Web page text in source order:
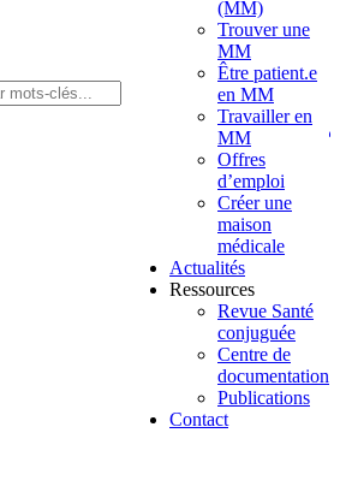
(MM)
Trouver une
MM
Être patient.e
en MM
Travailler en
MM
Offres
d’emploi
Créer une
maison
médicale
Actualités
Ressources
Revue Santé
conjuguée
Centre de
documentation
Publications
Contact